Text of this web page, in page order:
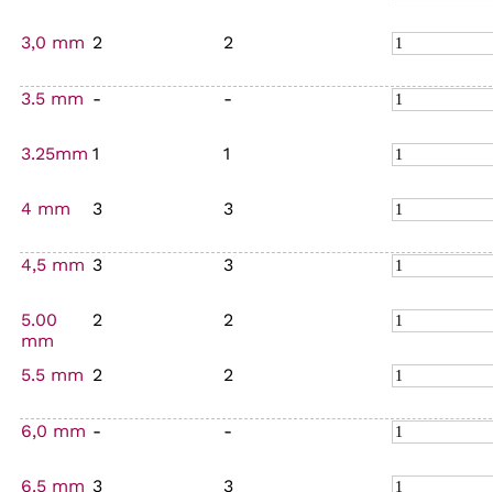
3,0 mm 2 2
3.5 mm - -
3.25mm 1 1
4 mm 3 3
4,5 mm 3 3
5.00
mm
2 2
5.5 mm 2 2
6,0 mm - -
6.5 mm 3 3